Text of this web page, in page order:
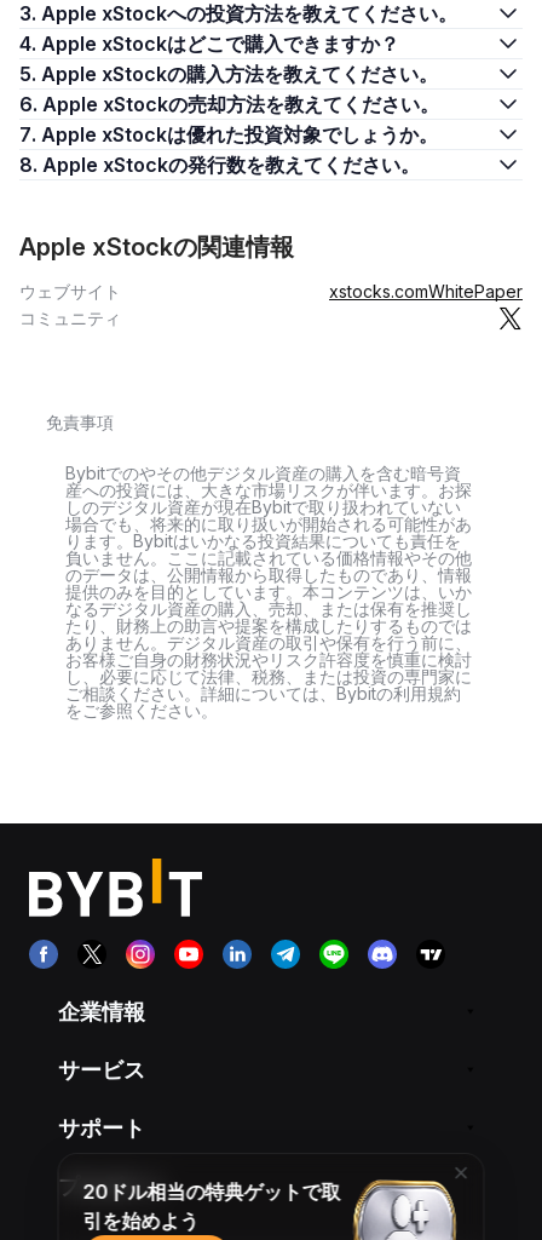
3. Apple xStockへの投資方法を教えてください。
4. Apple xStockはどこで購入できますか？
5. Apple xStockの購入方法を教えてください。
6. Apple xStockの売却方法を教えてください。
7. Apple xStockは優れた投資対象でしょうか。
8. Apple xStockの発行数を教えてください。
Apple xStockの関連情報
ウェブサイト xstocks.comWhitePaper
コミュニティ
免責事項
Bybitでのやその他デジタル資産の購入を含む暗号資
産への投資には、大きな市場リスクが伴います。お探
しのデジタル資産が現在Bybitで取り扱われていない
場合でも、将来的に取り扱いが開始される可能性があ
ります。Bybitはいかなる投資結果についても責任を
負いません。ここに記載されている価格情報やその他
のデータは、公開情報から取得したものであり、情報
提供のみを目的としています。本コンテンツは、いか
なるデジタル資産の購入、売却、または保有を推奨し
たり、財務上の助言や提案を構成したりするものでは
ありません。デジタル資産の取引や保有を行う前に、
お客様ご自身の財務状況やリスク許容度を慎重に検討
し、必要に応じて法律、税務、または投資の専門家に
ご相談ください。詳細については、Bybitの利用規約
をご参照ください。
企業情報
サービス
サポート
プロダクト
20ドル相当の特典ゲットで取
引を始めよう